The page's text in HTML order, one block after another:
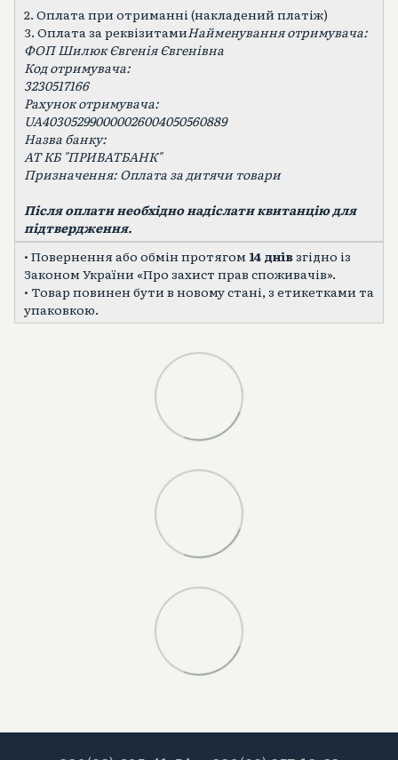
2. Оплата при отриманні (накладений платіж)
3. Оплата за реквізитамиНайменування отримувача:
ФОП Шилюк Євгенія Євгенівна
Код отримувача:
3230517166
Рахунок отримувача:
UA403052990000026004050560889
Назва банку:
АТ КБ "ПРИВАТБАНК"
Призначення: Оплата за дитячи товари
Після оплати необхідно надіслати квитанцію для
підтвердження.
• Повернення або обмін протягом 14 днівзгідно із
Законом України «Про захист прав споживачів».
• Товар повинен бути в новому стані, з етикетками та
упаковкою.